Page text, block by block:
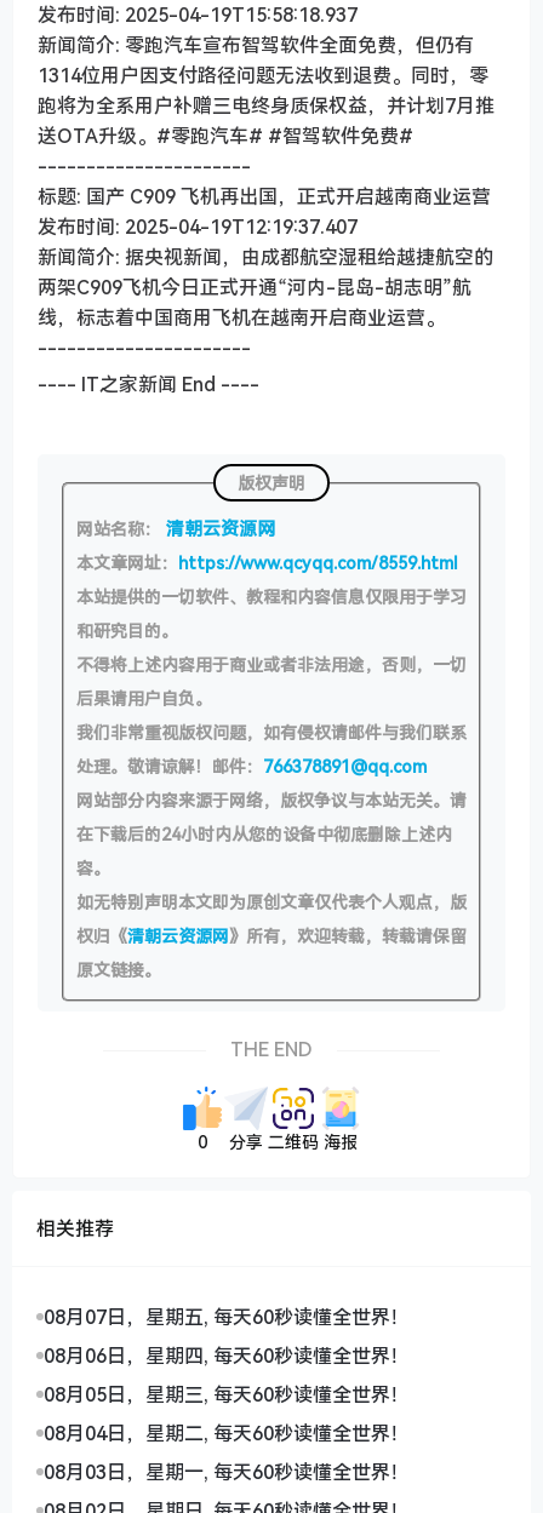
发布时间: 2025-04-19T15:58:18.937
新闻简介: 零跑汽车宣布智驾软件全面免费，但仍有
1314位用户因支付路径问题无法收到退费。同时，零
跑将为全系用户补赠三电终身质保权益，并计划7月推
送OTA升级。#零跑汽车# #智驾软件免费#
----------------------
标题: 国产 C909 飞机再出国，正式开启越南商业运营
发布时间: 2025-04-19T12:19:37.407
新闻简介: 据央视新闻，由成都航空湿租给越捷航空的
两架C909飞机今日正式开通“河内-昆岛-胡志明”航
线，标志着中国商用飞机在越南开启商业运营。
----------------------
---- IT之家新闻 End ----
版权声明
网站名称： 清朝云资源网
本文章网址： https://www.qcyqq.com/8559.html
本站提供的一切软件、教程和内容信息仅限用于学习
和研究目的。
不得将上述内容用于商业或者非法用途，否则，一切
后果请用户自负。
我们非常重视版权问题，如有侵权请邮件与我们联系
处理。敬请谅解！邮件： 766378891@qq.com
网站部分内容来源于网络，版权争议与本站无关。请
在下载后的24小时内从您的设备中彻底删除上述内
容。
如无特别声明本文即为原创文章仅代表个人观点，版
权归《清朝云资源网》所有，欢迎转载，转载请保留
原文链接。
THE END
0 分享 二维码 海报
相关推荐
08月07日，星期五, 每天60秒读懂全世界！
08月06日，星期四, 每天60秒读懂全世界！
08月05日，星期三, 每天60秒读懂全世界！
08月04日，星期二, 每天60秒读懂全世界！
08月03日，星期一, 每天60秒读懂全世界！